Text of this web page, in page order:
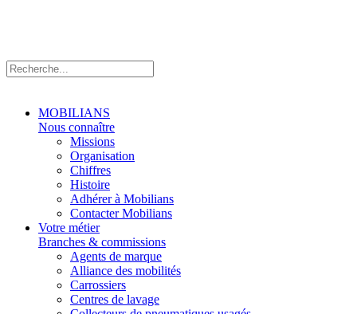
MOBILIANS
Nous connaître
Missions
Organisation
Chiffres
Histoire
Adhérer à Mobilians
Contacter Mobilians
Votre métier
Branches & commissions
Agents de marque
Alliance des mobilités
Carrossiers
Centres de lavage